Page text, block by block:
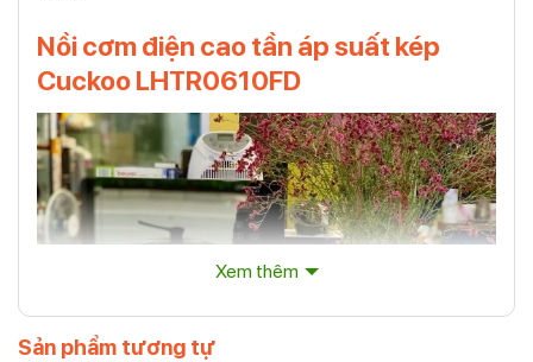
Nồi cơm điện cao tần áp suất kép
Cuckoo LHTR0610FD
Xem thêm
Sản phẩm tương tự